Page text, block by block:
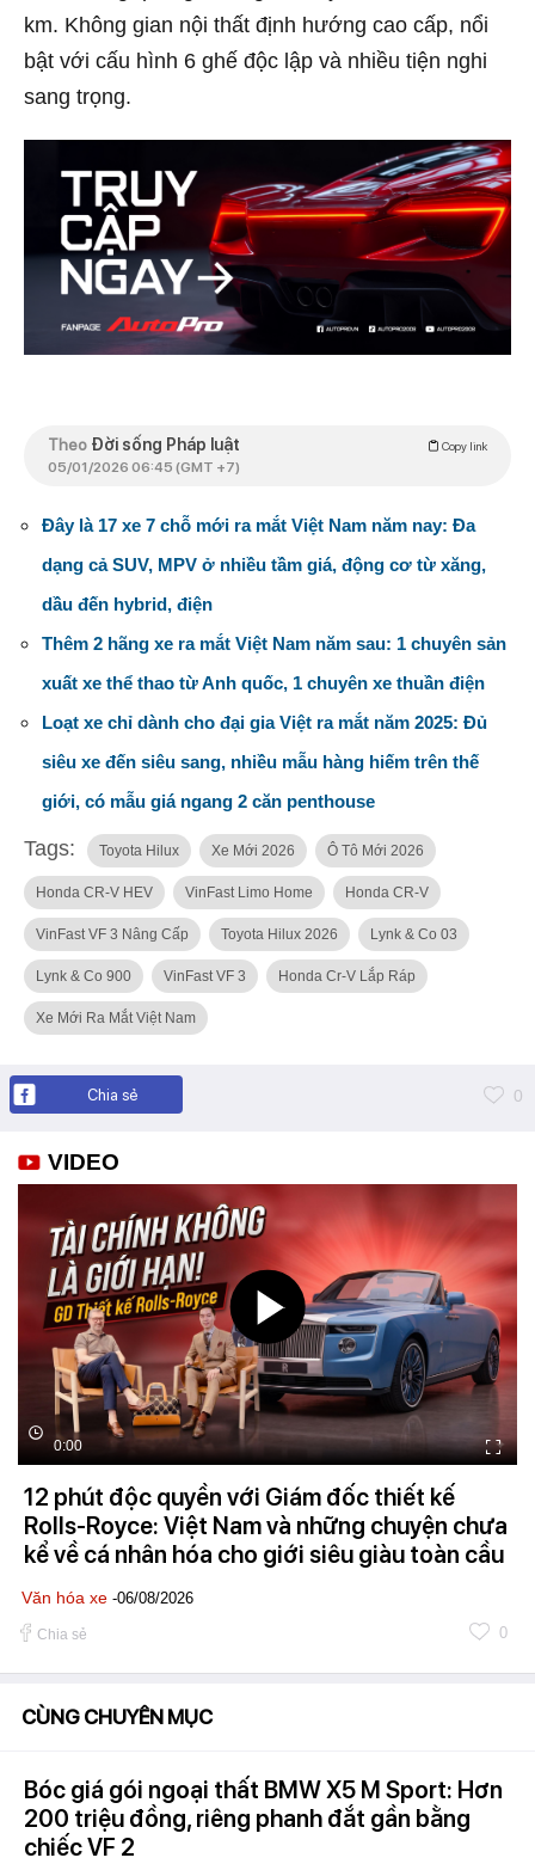
km. Không gian nội thất định hướng cao cấp, nổi
bật với cấu hình 6 ghế độc lập và nhiều tiện nghi
sang trọng.
Theo Đời sống Pháp luật Copy link
05/01/2026 06:45 (GMT +7)
Đây là 17 xe 7 chỗ mới ra mắt Việt Nam năm nay: Đa
dạng cả SUV, MPV ở nhiều tầm giá, động cơ từ xăng,
dầu đến hybrid, điện
Thêm 2 hãng xe ra mắt Việt Nam năm sau: 1 chuyên sản
xuất xe thể thao từ Anh quốc, 1 chuyên xe thuần điện
Loạt xe chỉ dành cho đại gia Việt ra mắt năm 2025: Đủ
siêu xe đến siêu sang, nhiều mẫu hàng hiếm trên thế
giới, có mẫu giá ngang 2 căn penthouse
Tags: Toyota Hilux Xe Mới 2026 Ô Tô Mới 2026
Honda CR-V HEV VinFast Limo Home Honda CR-V
VinFast VF 3 Nâng Cấp Toyota Hilux 2026 Lynk & Co 03
Lynk & Co 900 VinFast VF 3 Honda Cr-V Lắp Ráp
Xe Mới Ra Mắt Việt Nam
Chia sẻ 0
VIDEO
0:00
12 phút độc quyền với Giám đốc thiết kế
Rolls-Royce: Việt Nam và những chuyện chưa
kể về cá nhân hóa cho giới siêu giàu toàn cầu
Văn hóa xe -06/08/2026
Chia sẻ 0
CÙNG CHUYÊN MỤC
Bóc giá gói ngoại thất BMW X5 M Sport: Hơn
200 triệu đồng, riêng phanh đắt gần bằng
chiếc VF 2